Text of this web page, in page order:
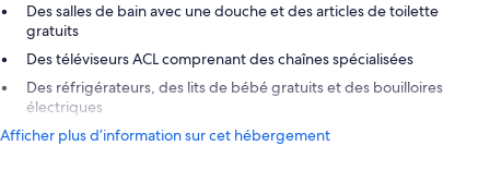
Des salles de bain avec une douche et des articles de toilette
gratuits
Des téléviseurs ACL comprenant des chaînes spécialisées
Des réfrigérateurs, des lits de bébé gratuits et des bouilloires
électriques
Afficher plus d’information sur cet hébergement